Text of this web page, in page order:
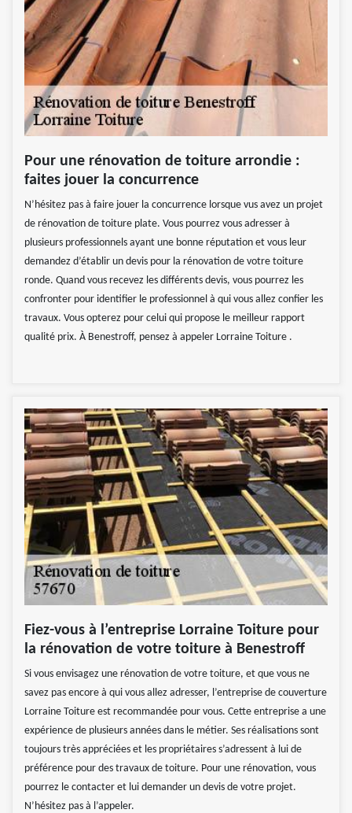
Pour une rénovation de toiture arrondie :
faites jouer la concurrence
N’hésitez pas à faire jouer la concurrence lorsque vus avez un projet
de rénovation de toiture plate. Vous pourrez vous adresser à
plusieurs professionnels ayant une bonne réputation et vous leur
demandez d’établir un devis pour la rénovation de votre toiture
ronde. Quand vous recevez les différents devis, vous pourrez les
confronter pour identifier le professionnel à qui vous allez confier les
travaux. Vous opterez pour celui qui propose le meilleur rapport
qualité prix. À Benestroff, pensez à appeler Lorraine Toiture .
Fiez-vous à l’entreprise Lorraine Toiture pour
la rénovation de votre toiture à Benestroff
Si vous envisagez une rénovation de votre toiture, et que vous ne
savez pas encore à qui vous allez adresser, l’entreprise de couverture
Lorraine Toiture est recommandée pour vous. Cette entreprise a une
expérience de plusieurs années dans le métier. Ses réalisations sont
toujours très appréciées et les propriétaires s’adressent à lui de
préférence pour des travaux de toiture. Pour une rénovation, vous
pourrez le contacter et lui demander un devis de votre projet.
N’hésitez pas à l’appeler.